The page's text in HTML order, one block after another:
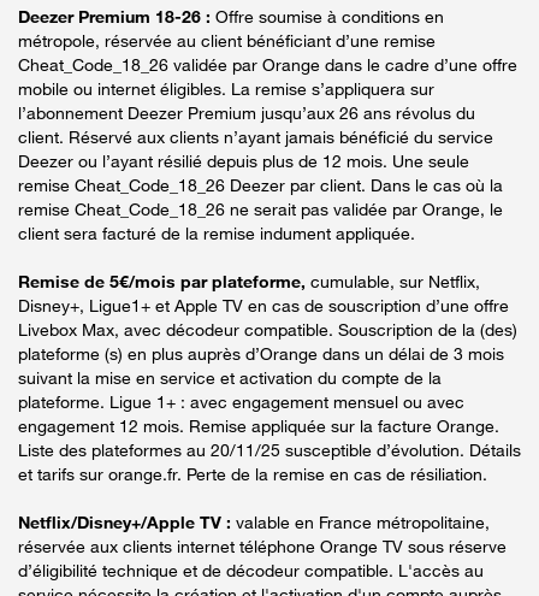
Deezer Premium 18-26 : Offre soumise à conditions en
métropole, réservée au client bénéficiant d’une remise
Cheat_Code_18_26 validée par Orange dans le cadre d’une offre
mobile ou internet éligibles. La remise s’appliquera sur
l’abonnement Deezer Premium jusqu’aux 26 ans révolus du
client. Réservé aux clients n’ayant jamais bénéficié du service
Deezer ou l’ayant résilié depuis plus de 12 mois. Une seule
remise Cheat_Code_18_26 Deezer par client. Dans le cas où la
remise Cheat_Code_18_26 ne serait pas validée par Orange, le
client sera facturé de la remise indument appliquée.
Remise de 5€/mois par plateforme, cumulable, sur Netflix,
Disney+, Ligue1+ et Apple TV en cas de souscription d’une offre
Livebox Max, avec décodeur compatible. Souscription de la (des)
plateforme (s) en plus auprès d’Orange dans un délai de 3 mois
suivant la mise en service et activation du compte de la
plateforme. Ligue 1+ : avec engagement mensuel ou avec
engagement 12 mois. Remise appliquée sur la facture Orange.
Liste des plateformes au 20/11/25 susceptible d’évolution. Détails
et tarifs sur orange.fr. Perte de la remise en cas de résiliation.
Netflix/Disney+/Apple TV : valable en France métropolitaine,
réservée aux clients internet téléphone Orange TV sous réserve
d’éligibilité technique et de décodeur compatible. L'accès au